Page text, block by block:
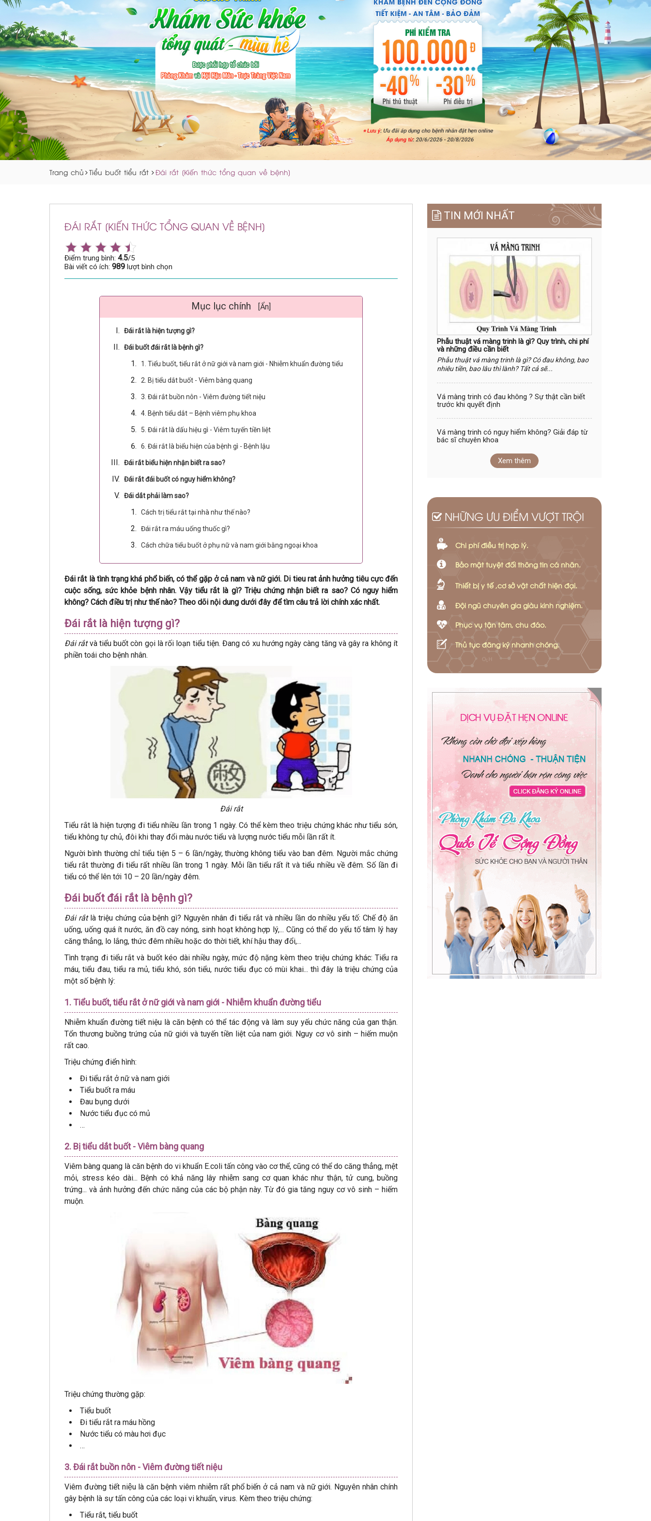
Trang chủ Tiểu buốt tiểu rắt Đái rắt [Kiến thức tổng quan về bệnh]
ĐÁI RẮT [KIẾN THỨC TỔNG QUAN VỀ BỆNH]
Điểm trung bình: 4.5/5
Bài viết có ích: 989 lượt bình chọn
Mục lục chính [Ẩn]
Đái rắt là hiện tượng gì?
Đái buốt đái rắt là bệnh gì?
1. Tiểu buốt, tiểu rắt ở nữ giới và nam giới - Nhiễm khuẩn đường tiểu
2. Bị tiểu dắt buốt - Viêm bàng quang
3. Đái rắt buồn nôn - Viêm đường tiết niệu
4. Bệnh tiểu dắt – Bệnh viêm phụ khoa
5. Đái rắt là dấu hiệu gì - Viêm tuyến tiền liệt
6. Đái rắt là biểu hiện của bệnh gì - Bệnh lậu
Đái rắt biểu hiện nhận biết ra sao?
Đái rắt đái buốt có nguy hiểm không?
Đái dắt phải làm sao?
Cách trị tiểu rắt tại nhà như thế nào?
Đái rắt ra máu uống thuốc gì?
Cách chữa tiểu buốt ở phụ nữ và nam giới bằng ngoại khoa
Đái rắt là tình trạng khá phổ biến, có thể gặp ở cả nam và nữ giới. Di tieu rat ảnh hưởng tiêu cực đến
cuộc sống, sức khỏe bệnh nhân. Vậy tiểu rắt là gì? Triệu chứng nhận biết ra sao? Có nguy hiểm
không? Cách điều trị như thế nào? Theo dõi nội dung dưới đây để tìm câu trả lời chính xác nhất.
Đái rắt là hiện tượng gì?
Đái rắtvà tiểu buốt còn gọi là rối loạn tiểu tiện. Đang có xu hướng ngày càng tăng và gây ra không ít
phiền toái cho bệnh nhân.
Đái rắt
Tiểu rắt là hiện tượng đi tiểu nhiều lần trong 1 ngày. Có thể kèm theo triệu chứng khác như tiểu són,
tiểu không tự chủ, đôi khi thay đổi màu nước tiểu và lượng nước tiểu mỗi lần rất ít.
Người bình thường chỉ tiểu tiện 5 – 6 lần/ngày, thường không tiểu vào ban đêm. Người mắc chứng
tiểu rắt thường đi tiểu rất nhiều lần trong 1 ngày. Mỗi lần tiểu rất ít và tiểu nhiều về đêm. Số lần đi
tiểu có thể lên tới 10 – 20 lần/ngày đêm.
Đái buốt đái rắt là bệnh gì?
Đái rắt là triệu chứng của bệnh gì? Nguyên nhân đi tiểu rắt và nhiều lần do nhiều yếu tố: Chế độ ăn
uống, uống quá ít nước, ăn đồ cay nóng, sinh hoạt không hợp lý,... Cũng có thể do yếu tố tâm lý hay
căng thẳng, lo lắng, thức đêm nhiều hoặc do thời tiết, khí hậu thay đổi,...
Tình trạng đi tiểu rắt và buốt kéo dài nhiều ngày, mức độ nặng kèm theo triệu chứng khác: Tiểu ra
máu, tiểu đau, tiểu ra mủ, tiểu khó, són tiểu, nước tiểu đục có mùi khai... thì đây là triệu chứng của
một số bệnh lý:
1. Tiểu buốt, tiểu rắt ở nữ giới và nam giới - Nhiễm khuẩn đường tiểu
Nhiễm khuẩn đường tiết niệu là căn bệnh có thể tác động và làm suy yếu chức năng của gan thận.
Tổn thương buồng trứng của nữ giới và tuyến tiền liệt của nam giới. Nguy cơ vô sinh – hiếm muộn
rất cao.
Triệu chứng điển hình:
Đi tiểu rắt ở nữ và nam giới
Tiểu buốt ra máu
Đau bụng dưới
Nước tiểu đục có mủ
…
2. Bị tiểu dắt buốt - Viêm bàng quang
Viêm bàng quang là căn bệnh do vi khuẩn E.coli tấn công vào cơ thể, cũng có thể do căng thẳng, mệt
mỏi, stress kéo dài... Bệnh có khả năng lây nhiễm sang cơ quan khác như thận, tử cung, buồng
trứng... và ảnh hưởng đến chức năng của các bộ phận này. Từ đó gia tăng nguy cơ vô sinh – hiếm
muộn.
Triệu chứng thường gặp:
Tiểu buốt
Đi tiểu rắt ra máu hồng
Nước tiểu có màu hơi đục
…
3. Đái rắt buồn nôn - Viêm đường tiết niệu
Viêm đường tiết niệu là căn bệnh viêm nhiễm rất phổ biến ở cả nam và nữ giới. Nguyên nhân chính
gây bệnh là sự tấn công của các loại vi khuẩn, virus. Kèm theo triệu chứng:
Tiểu rắt, tiểu buốt
TIN MỚI NHẤT
Phẫu thuật vá màng trinh là gì? Quy trình, chi phí
và những điều cần biết
Phẫu thuật vá màng trinh là gì? Có đau không, bao
nhiêu tiền, bao lâu thì lành? Tất cả sẽ...
Vá màng trinh có đau không ? Sự thật cần biết
trước khi quyết định
Vá màng trinh có nguy hiểm không? Giải đáp từ
bác sĩ chuyên khoa
Xem thêm
NHỮNG ƯU ĐIỂM VƯỢT TRỘI
Chi phí điều trị hợp lý.
Bảo mật tuyệt đối thông tin cá nhân.
Thiết bị y tế ,cơ sở vật chất hiện đại.
Đội ngũ chuyên gia giàu kinh nghiệm.
Phục vụ tận tâm, chu đáo.
Thủ tục đăng ký nhanh chóng.